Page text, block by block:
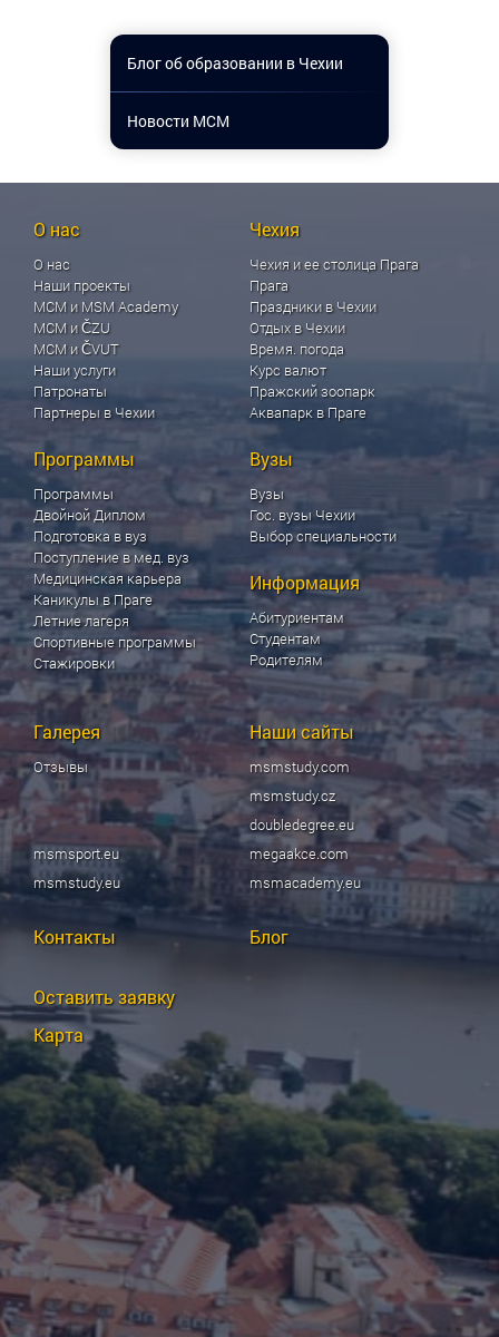
Блог об образовании в Чехии
Новости МСМ
О нас
О нас
Наши проекты
МСМ и MSM Academy
МСМ и ČZU
МСМ и ČVUT
Наши услуги
Патронаты
Партнеры в Чехии
Чехия
Чехия и ее столица Прага
Прага
Праздники в Чехии
Отдых в Чехии
Время. погода
Курс валют
Пражский зоопарк
Аквапарк в Праге
Программы
Программы
Двойной Диплом
Подготовка в вуз
Поступление в мед. вуз
Медицинская карьера
Каникулы в Праге
Летние лагеря
Спортивные программы
Стажировки
Вузы
Вузы
Гос. вузы Чехии
Выбор специальности
Информация
Абитуриентам
Студентам
Родителям
Галерея
Отзывы
Наши сайты
msmstudy.com
msmstudy.cz
doubledegree.eu
msmsport.eu
msmstudy.eu
megaakce.com
msmacademy.eu
Контакты Блог
Оставить заявку
Карта